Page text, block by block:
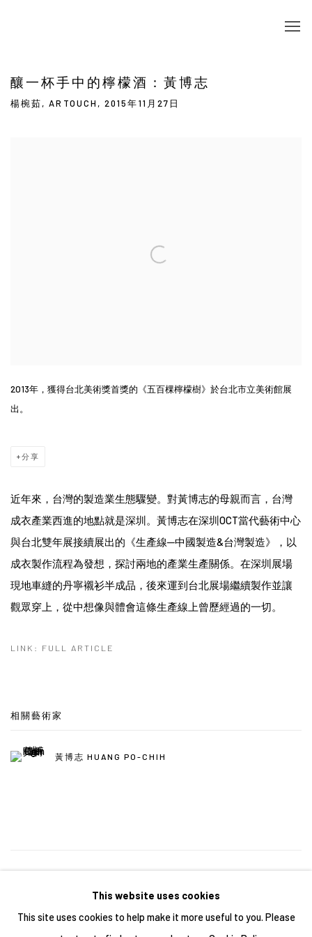
釀一杯手中的檸檬酒：黃博志
楊椀茹, ARTOUCH, 2015年11月27日
2013年，獲得台北美術獎首獎的《五百棵檸檬樹》於台北市立美術館展
出。
分享
近年來，台灣的製造業生態驟變。對黃博志的母親而言，台灣
成衣產業西進的地點就是深圳。黃博志在深圳OCT當代藝術中心
與台北雙年展接續展出的《生產線─中國製造&台灣製造》，以
成衣製作流程為發想，探討兩地的產業生產關係。在深圳展場
現地車縫的丹寧襯衫半成品，後來運到台北展場繼續製作並讓
觀眾穿上，從中想像與體會這條生產線上曾歷經過的一切。
LINK: FULL ARTICLE
相關藝術家
黃博志 HUANG PO-CHIH
前一頁 下一頁
43/ 43
This website uses cookies
This site uses cookies to help make it more useful to you. Please